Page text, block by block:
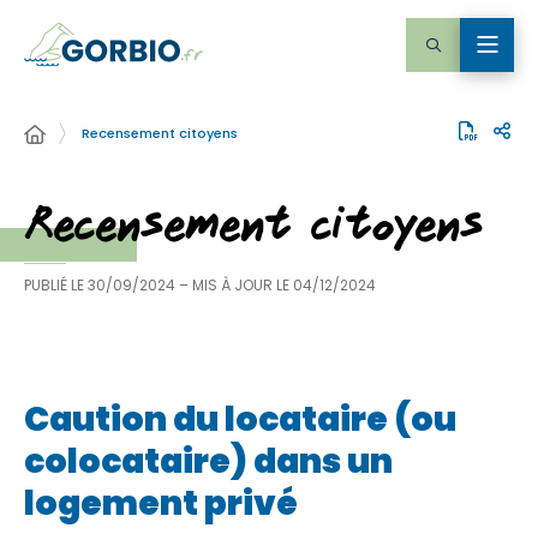
Recensement citoyens
Recensement citoyens
PUBLIÉ LE30/09/2024 – MIS À JOUR LE 04/12/2024
Caution du locataire (ou
colocataire) dans un
logement privé